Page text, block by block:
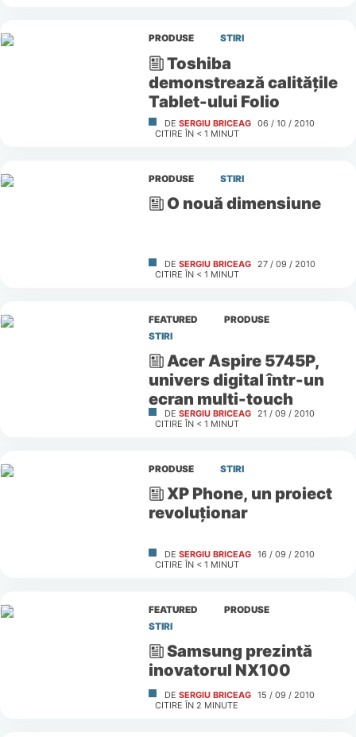
PRODUSE STIRI
Toshiba
demonstrează calităţile
Tablet-ului Folio
DE SERGIU BRICEAG 06 / 10 / 2010
CITIRE ÎN < 1 MINUT
PRODUSE STIRI
O nouă dimensiune
DE SERGIU BRICEAG 27 / 09 / 2010
CITIRE ÎN < 1 MINUT
FEATURED
PRODUSE
STIRI
Acer Aspire 5745P,
univers digital într-un
ecran multi-touch
DE SERGIU BRICEAG 21 / 09 / 2010
CITIRE ÎN < 1 MINUT
PRODUSE STIRI
XP Phone, un proiect
revoluţionar
DE SERGIU BRICEAG 16 / 09 / 2010
CITIRE ÎN < 1 MINUT
FEATURED
PRODUSE
STIRI
Samsung prezintă
inovatorul NX100
DE SERGIU BRICEAG 15 / 09 / 2010
CITIRE ÎN 2 MINUTE